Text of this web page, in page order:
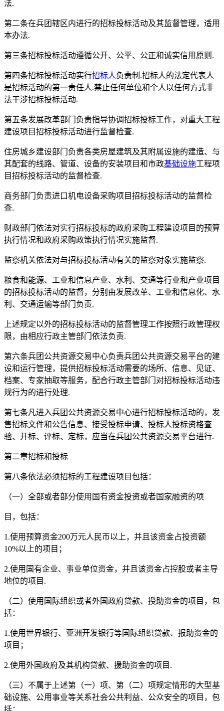
法.
第二条在兵团辖区内进行的招标投标活动及其监督管理，适用
本办法.
第三条招标投标活动遵循公开、公平、公正和诚实信用原则.
第四条招标投标活动实行招标人负责制.招标人的法定代表人
是招标活动的第一责任人.禁止任何单位和个人以任何方式非
法干涉招标投标活动.
第五条发展改革部门负责指导协调招标投标工作，对重大工程
建设项目招标投标活动进行监督检查.
住房城乡建设部门负责各类房屋建筑及其附属设施的建造、与
其配套的线路、管道、设备的安装项目和市政基础设施工程项
目招标投标活动的监督检查.
商务部门负责进口机电设备采购项目招标投标活动的监督检
查.
财政部门依法对实行招标投标的政府采购工程建设项目的预算
执行情况和政府采购政策执行情况实施监督.
监察机关依法对与招标投标活动有关的监察对象实施监察.
粮食和能源、工业和信息产业、水利、交通等行业和产业项目
的招标投标活动的监督，分别由发展改革、工业和信息化、水
利、交通运输等部门负责.
上述规定以外的招标投标活动的监督管理工作按照行政管理权
限，由相应行政主管部门依法负责.
第六条兵团公共资源交易中心负责兵团公共资源交易平台的建
设和运行管理，提供招标投标活动需要的场所、信息、见证、
档案、专家抽取等服务，配合行政主管部门对招标投标活动违
规行为的进行处理.
第七条凡进入兵团公共资源交易中心进行招标投标活动的，发
售招标文件和公告信息、接受投标申请、投标人投标资格查
验、开标、评标、定标，应当在兵团公共资源交易平台进行.
第二章招标和投标
第八条依法必须招标的工程建设项目包括：
（一）全部或者部分使用国有资金投资或者国家融资的项
目，包括：
1.使用预算资金200万元人民币以上，并且该资金占投资额
10%以上的项目；
2.使用国有企业、事业单位资金，并且该资金占控股或者主导
地位的项目.
（二）使用国际组织或者外国政府贷款、授助资金的项目，包
括：
1.使用世界银行、亚洲开发银行等国际组织贷款、报助资金的
项目；
2.使用外国政府及其机构贷款、援助资金的项目.
（三）不属于上述第（一）项、第（二）项规定情形的大型基
础设施、公用事业等关系社会公共利益、公众安全的项目，包